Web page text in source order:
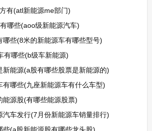
有(atl新能源me部门)
哪些(aoo级新能源汽车)
哪些(8米的新能源车有哪些型号)
有哪些(b级车新能源)
新能源(a股有哪些股票是新能源的)
有哪些(九座新能源车有什么车型)
能源股(有哪些能源股票)
汽车发行(7月份新能源车销量排行)